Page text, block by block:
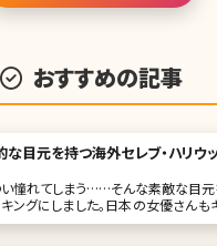
おすすめの記事
な目元を持つ海外セレブ・ハリウ
い憧れてしまう……そんな素敵な目
ングにしました。日本の女優さんも
ブ・女優さんにはまた違った魅力